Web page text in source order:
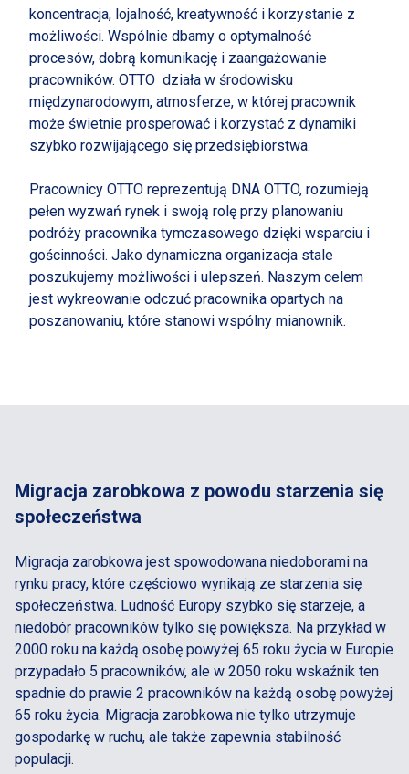
koncentracja, lojalność, kreatywność i korzystanie z
możliwości. Wspólnie dbamy o optymalność
procesów, dobrą komunikację i zaangażowanie
pracowników. OTTO działa w środowisku
międzynarodowym, atmosferze, w której pracownik
może świetnie prosperować i korzystać z dynamiki
szybko rozwijającego się przedsiębiorstwa.
Pracownicy OTTO reprezentują DNA OTTO, rozumieją
pełen wyzwań rynek i swoją rolę przy planowaniu
podróży pracownika tymczasowego dzięki wsparciu i
gościnności. Jako dynamiczna organizacja stale
poszukujemy możliwości i ulepszeń. Naszym celem
jest wykreowanie odczuć pracownika opartych na
poszanowaniu, które stanowi wspólny mianownik.
Migracja zarobkowa z powodu starzenia się
społeczeństwa
Migracja zarobkowa jest spowodowana niedoborami na
rynku pracy, które częściowo wynikają ze starzenia się
społeczeństwa. Ludność Europy szybko się starzeje, a
niedobór pracowników tylko się powiększa. Na przykład w
2000 roku na każdą osobę powyżej 65 roku życia w Europie
przypadało 5 pracowników, ale w 2050 roku wskaźnik ten
spadnie do prawie 2 pracowników na każdą osobę powyżej
65 roku życia. Migracja zarobkowa nie tylko utrzymuje
gospodarkę w ruchu, ale także zapewnia stabilność
populacji.